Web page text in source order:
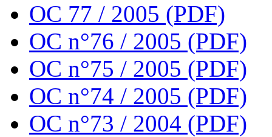
OC 77 / 2005 (PDF)
OC n°76 / 2005 (PDF)
OC n°75 / 2005 (PDF)
OC n°74 / 2005 (PDF)
OC n°73 / 2004 (PDF)